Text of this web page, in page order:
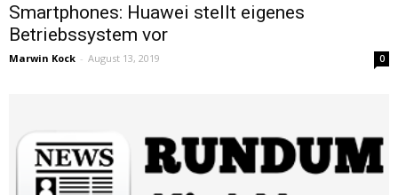
Smartphones: Huawei stellt eigenes
Betriebssystem vor
Marwin Kock - August 13, 2019 0